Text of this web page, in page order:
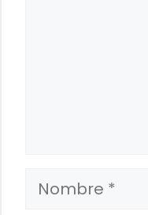
Nombre